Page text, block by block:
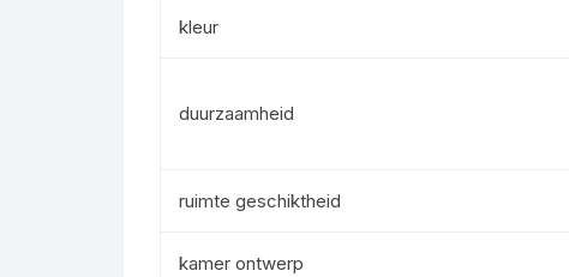
kleur
duurzaamheid
ruimte geschiktheid
kamer ontwerp